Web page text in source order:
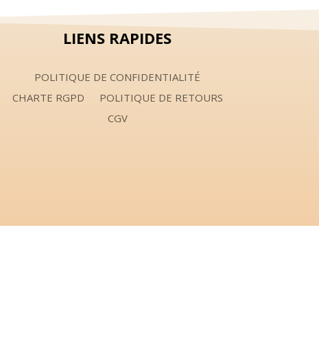
LIENS RAPIDES
POLITIQUE DE CONFIDENTIALITÉ
CHARTE RGPD
POLITIQUE DE RETOURS
CGV